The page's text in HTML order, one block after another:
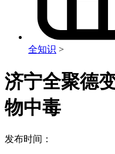
全知识 >
济宁全聚德
物中毒
发布时间：